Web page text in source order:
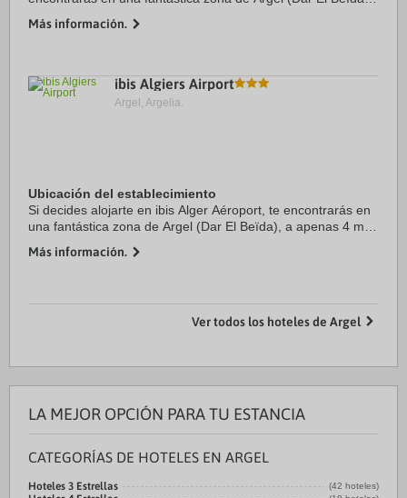
y 6 de Jamaa El Jedid. Además, este ...
Más información.
ibis Algiers Airport
Argel, Argelia.
Ubicación del establecimiento
Si decides alojarte en ibis Alger Aéroport, te encontrarás en
una fantástica zona de Argel (Dar El Beïda), a apenas 4 min
Jedid. Además, este hotel ...
Más información.
Ver todos los hoteles de Argel
LA MEJOR OPCIÓN PARA TU ESTANCIA
CATEGORÍAS DE HOTELES EN ARGEL
Hoteles 3 Estrellas (42 hoteles)